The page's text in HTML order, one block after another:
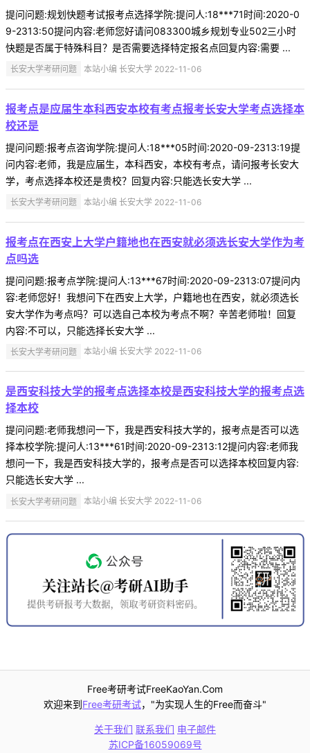
提问问题:规划快题考试报考点选择学院:提问人:18***71时间:2020-0
9-2313:50提问内容:老师您好请问083300城乡规划专业502三小时
快题是否属于特殊科目？是否需要选择特定报名点回复内容:需要 ...
长安大学考研问题 本站小编 长安大学 2022-11-06
报考点是应届生本科西安本校有考点报考长安大学考点选择本
校还是
提问问题:报考点咨询学院:提问人:18***05时间:2020-09-2313:19提
问内容:老师，我是应届生，本科西安，本校有考点，请问报考长安大
学，考点选择本校还是贵校？回复内容:只能选长安大学 ...
长安大学考研问题 本站小编 长安大学 2022-11-06
报考点在西安上大学户籍地也在西安就必须选长安大学作为考
点吗选
提问问题:报考点学院:提问人:13***67时间:2020-09-2313:07提问内
容:老师您好！我想问下在西安上大学，户籍地也在西安，就必须选长
安大学作为考点吗？可以选自己本校为考点不啊？辛苦老师啦！回复
内容:不可以，只能选择长安大学 ...
长安大学考研问题 本站小编 长安大学 2022-11-06
是西安科技大学的报考点选择本校是西安科技大学的报考点选
择本校
提问问题:老师我想问一下，我是西安科技大学的，报考点是否可以选
择本校学院:提问人:13***61时间:2020-09-2313:12提问内容:老师我
想问一下，我是西安科技大学的，报考点是否可以选择本校回复内容:
只能选长安大学 ...
长安大学考研问题 本站小编 长安大学 2022-11-06
Free考研考试FreeKaoYan.Com
欢迎来到Free考研考试，"为实现人生的Free而奋斗"
关于我们 联系我们 电子邮件
苏ICP备16059069号